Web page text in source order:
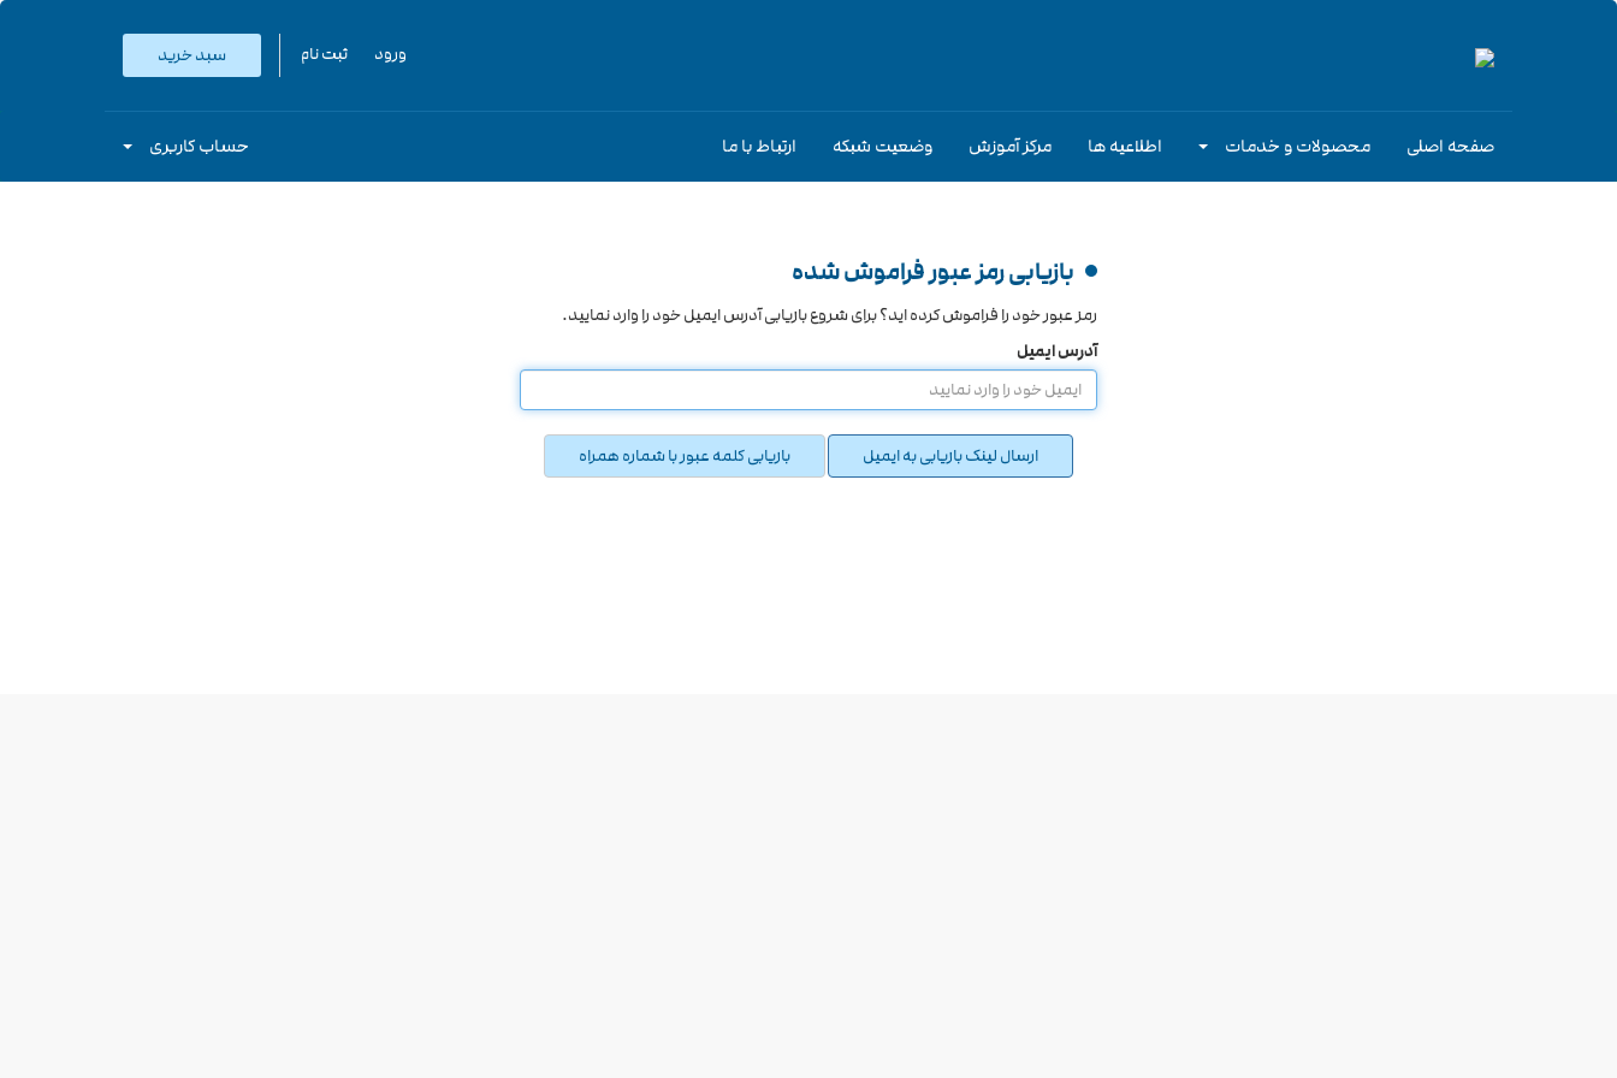
ورود ثبت نام سبد خرید
صفحه اصلی محصولات و خدمات اطلاعیه ها مرکز آموزش وضعیت شبکه ارتباط با ما حساب کاربری
بازیابی رمز عبور فراموش شده
رمز عبور خود را فراموش کرده اید؟ برای شروع بازیابی آدرس ایمیل خود را وارد نمایید.
آدرس ایمیل
ارسال لینک بازیابی به ایمیل بازیابی کلمه عبور با شماره همراه